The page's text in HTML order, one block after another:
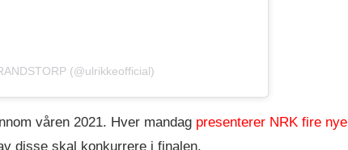
(@ulrikkeofficial)
våren 2021. Hver mandag presenterer NRK fire nye
disse skal konkurrere i finalen.